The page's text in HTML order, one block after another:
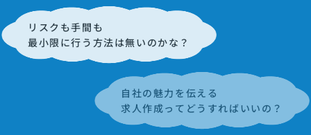
リスクも手間も
最小限に行う方法は無いのかな？
自社の魅力を伝える
求人作成ってどうすればいいの？